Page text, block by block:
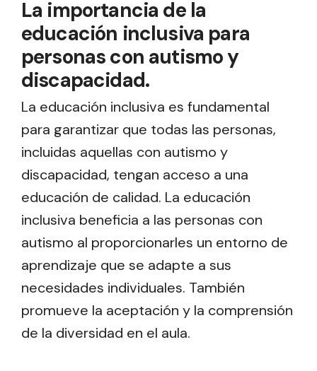
La importancia de la
educación inclusiva para
personas con autismo y
discapacidad.
La educación inclusiva es fundamental
para garantizar que todas las personas,
incluidas aquellas con autismo y
discapacidad, tengan acceso a una
educación de calidad. La educación
inclusiva beneficia a las personas con
autismo al proporcionarles un entorno de
aprendizaje que se adapte a sus
necesidades individuales. También
promueve la aceptación y la comprensión
de la diversidad en el aula.